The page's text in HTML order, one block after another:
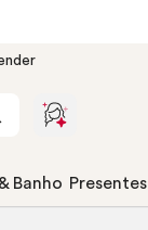
Banho Presentes